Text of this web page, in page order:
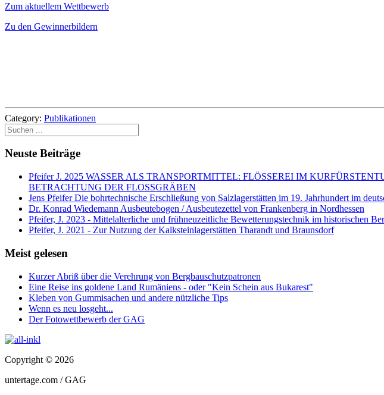
Zum aktuellem Wettbewerb
Zu den Gewinnerbildern
Category: Publikationen
Neuste Beiträge
Pfeifer J. 2025 WASSER ALS TRANSPORTMITTEL: FLÖSSEREI IM
BETRACHTUNG DER FLOSSGRÄBEN
Jens Pfeifer Die bohrtechnische Erschließung von Salzlagerstätten im 19. Jahrhundert im
Dr. Konrad Wiedemann Ausbeutebogen / Ausbeutezettel von Frankenberg in Nordhessen
Pfeifer, J. 2023 - Mittelalterliche und frühneuzeitliche Bewetterungstechnik im historischen
Pfeifer, J. 2021 - Zur Nutzung der Kalksteinlagerstätten Tharandt und Braunsdorf
Meist gelesen
Kurzer Abriß über die Verehrung von Bergbauschutzpatronen
Eine Reise ins goldene Land Rumäniens - oder "Kein Schein aus Bukarest"
Kleben von Gummisachen und andere nützliche Tips
Wenn es neu losgeht...
Der Fotowettbewerb der GAG
Copyright © 2026
untertage.com / GAG